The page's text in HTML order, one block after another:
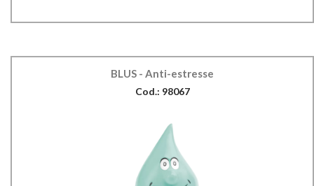
BLUS - Anti-estresse
Cod.: 98067